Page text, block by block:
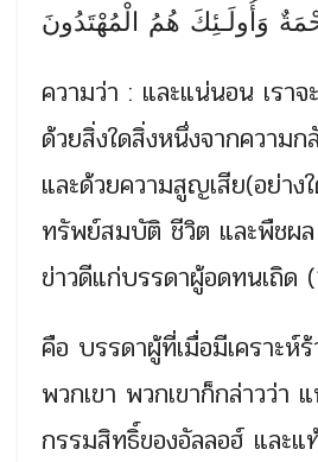
وَأُولَـئِكَ هُمُ الْمُهْتَدُونَ
ความว่า : และแน่นอน เรา
ด้วยสิ่งใดสิ่งหนึ่งจากความก
และด้วยความสูญเสีย(อย่าง
ทรัพย์สมบัติ ชีวิต และพืชผล
ข่าวดีแก่บรรดาผู้อดทนเถิด
คือ บรรดาผู้ที่เมื่อมีเคราะห์
พวกเขา พวกเขาก็กล่าวว่า
กรรมสิทธิ์ของอัลลอฮ์ และแ